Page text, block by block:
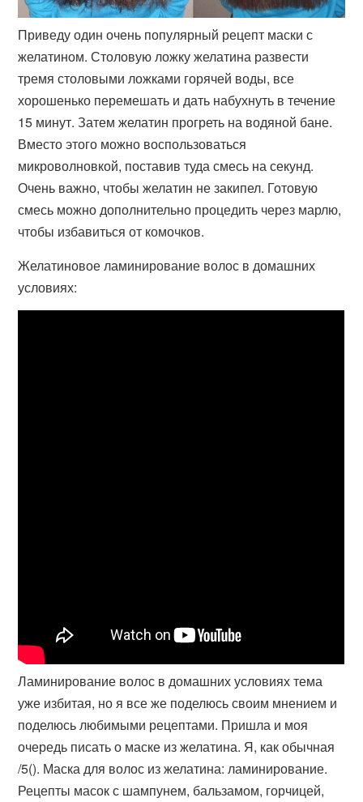
Приведу один очень популярный рецепт маски с
желатином. Столовую ложку желатина развести
тремя столовыми ложками горячей воды, все
хорошенько перемешать и дать набухнуть в течение
15 минут. Затем желатин прогреть на водяной бане.
Вместо этого можно воспользоваться
микроволновкой, поставив туда смесь на секунд.
Очень важно, чтобы желатин не закипел. Готовую
смесь можно дополнительно процедить через марлю,
чтобы избавиться от комочков.
Желатиновое ламинирование волос в домашних
условиях:
Ламинирование волос в домашних условиях тема
уже избитая, но я все же поделюсь своим мнением и
поделюсь любимыми рецептами. Пришла и моя
очередь писать о маске из желатина. Я, как обычная
/5(). Маска для волос из желатина: ламинирование.
Рецепты масок с шампунем, бальзамом, горчицей,